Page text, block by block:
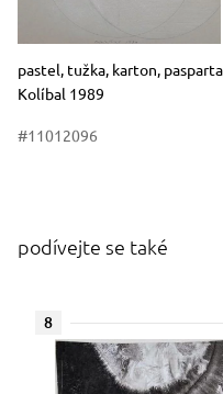
Rozměry
Stručný popis předmětu
pastel, tužka, karton,
Kolíbal 1989
#11012096
podívejte se také
8